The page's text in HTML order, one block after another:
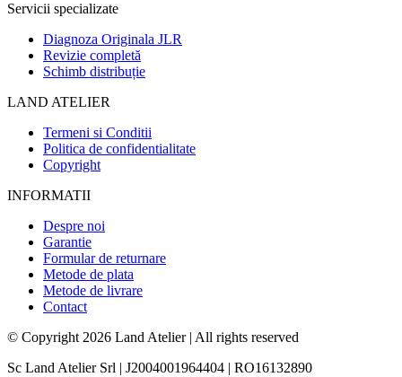
Servicii specializate
Diagnoza Originala JLR
Revizie completă
Schimb distribuție
LAND ATELIER
Termeni si Conditii
Politica de confidentialitate
Copyright
INFORMATII
Despre noi
Garantie
Formular de returnare
Metode de plata
Metode de livrare
Contact
© Copyright 2026 Land Atelier | All rights reserved
Sc Land Atelier Srl | J2004001964404 | RO16132890